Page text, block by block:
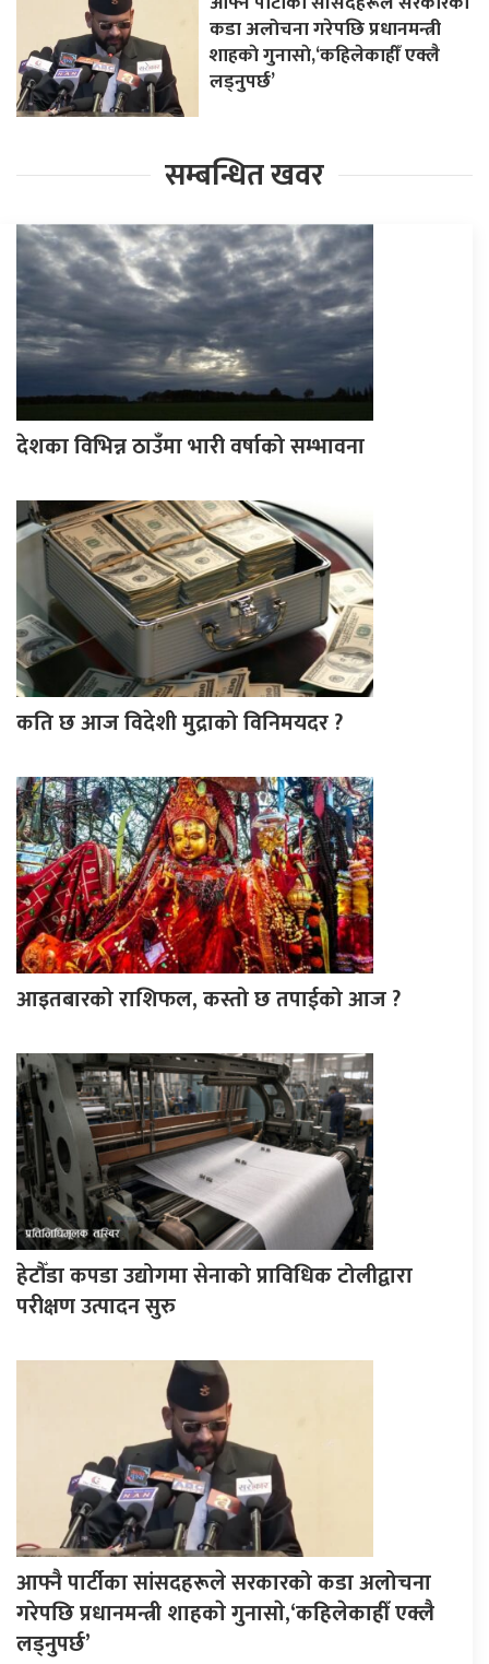
कडा अलोचना गरेपछि प्रधानमन्त्री
शाहकाे गुनासाे,‘कहिलेकाहीँ एक्लै
लड्नुपर्छ’
सम्बन्धित खवर
देशका विभिन्न ठाउँमा भारी वर्षाको सम्भावना
कति छ आज विदेशी मुद्राको विनिमयदर ?
आइतबारको राशिफल, कस्तो छ तपाईको आज ?
हेटौँडा कपडा उद्योगमा सेनाको प्राविधिक टोलीद्वारा
परीक्षण उत्पादन सुरु
आफ्नै पार्टीका सांसदहरूले सरकारको कडा अलोचना
गरेपछि प्रधानमन्त्री शाहकाे गुनासाे,‘कहिलेकाहीँ एक्लै
लड्नुपर्छ’